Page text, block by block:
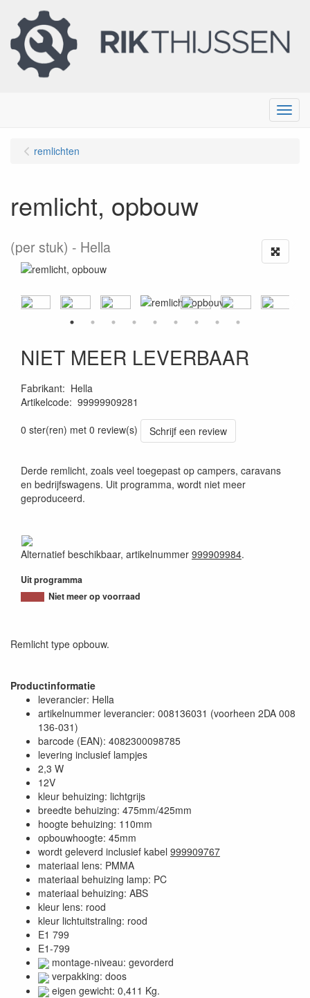
Menu
remlichten
remlicht, opbouw
(per stuk) Hella
NIET MEER LEVERBAAR
Fabrikant: Hella
Artikelcode: 99999909281
0 ster(ren) met 0 review(s)
Schrijf een review
Derde remlicht, zoals veel toegepast op campers, caravans
en bedrijfswagens. Uit programma, wordt niet meer
geproduceerd.
Alternatief beschikbaar, artikelnummer 999909984.
Uit programma
Niet meer op voorraad
Remlicht type opbouw.
Productinformatie
leverancier: Hella
artikelnummer leverancier: 008136031 (voorheen 2DA 008
136-031)
barcode (EAN): 4082300098785
levering inclusief lampjes
2,3 W
12V
kleur behuizing: lichtgrijs
breedte behuizing: 475mm/425mm
hoogte behuizing: 110mm
opbouwhoogte: 45mm
wordt geleverd inclusief kabel 999909767
materiaal lens: PMMA
materiaal behuizing lamp: PC
materiaal behuizing: ABS
kleur lens: rood
kleur lichtuitstraling: rood
E1 799
E1-799
montage-niveau: gevorderd
verpakking: doos
eigen gewicht: 0,411 Kg.